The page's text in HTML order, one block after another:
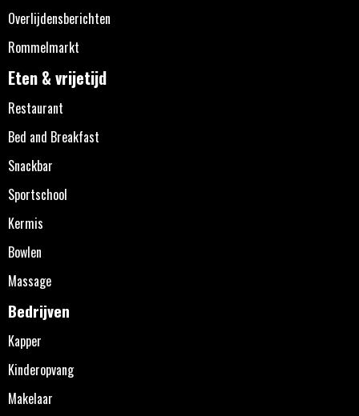
Overlijdensberichten
Rommelmarkt
Eten & vrijetijd
Restaurant
Bed and Breakfast
Snackbar
Sportschool
Kermis
Bowlen
Massage
Bedrijven
Kapper
Kinderopvang
Makelaar